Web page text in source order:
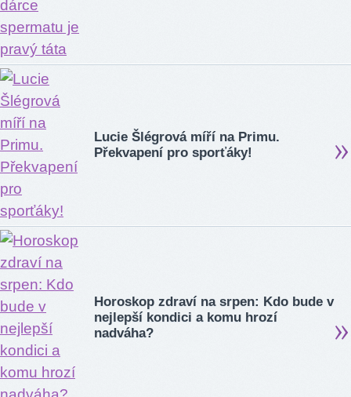
Lucie Šlégrová míří na Primu.
Překvapení pro sporťáky!
Horoskop zdraví na srpen: Kdo bude v
nejlepší kondici a komu hrozí
nadváha?